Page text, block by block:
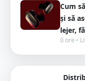
Cum
și să
lejer,
0 ore •